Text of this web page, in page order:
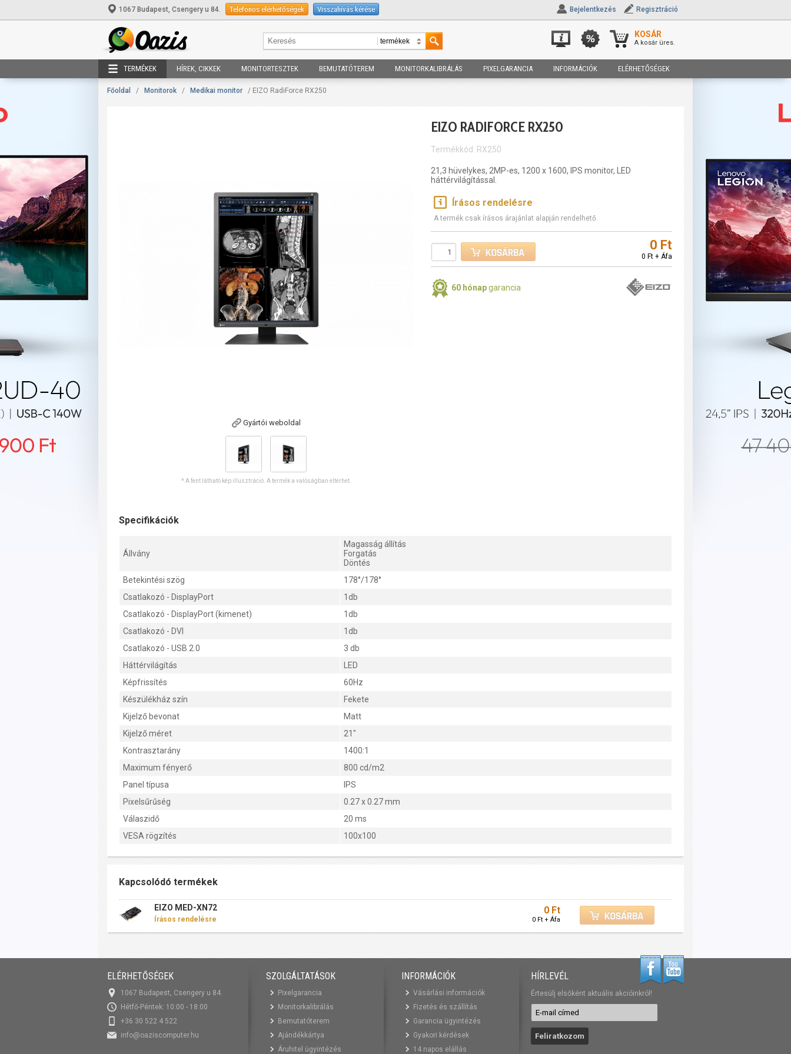
1067 Budapest, Csengery u 84. Telefonos elérhetőségek Visszahívás kérése Bejelentkezés Regisztráció
KOSÁR
A kosár üres.
TERMÉKEK HÍREK, CIKKEK MONITORTESZTEK BEMUTATÓTEREM MONITORKALIBRÁLÁS PIXELGARANCIA INFORMÁCIÓK ELÉRHETŐSÉGEK
Főoldal / Monitorok / Medikai monitor / EIZO RadiForce RX250
Gyártói weboldal
* A fent látható kép illusztráció. A termék a valóságban eltérhet.
EIZO RADIFORCE RX250
Termékkód: RX250
21,3 hüvelykes, 2MP-es, 1200 x 1600, IPS monitor, LED
háttérvilágítással.
Írásos rendelésre
A termék csak írásos árajánlat alapján rendelhető.
0 Ft
0 Ft + Áfa
60 hónapgarancia
Specifikációk
Állvány
Magasság állítás
Forgatás
Döntés
Betekintési szög
178°/178°
Csatlakozó - DisplayPort
1db
Csatlakozó - DisplayPort (kimenet)
1db
Csatlakozó - DVI
1db
Csatlakozó - USB 2.0
3 db
Háttérvilágítás
LED
Képfrissítés
60Hz
Készülékház szín
Fekete
Kijelző bevonat
Matt
Kijelző méret
21"
Kontrasztarány
1400:1
Maximum fényerő
800 cd/m2
Panel típusa
IPS
Pixelsűrűség
0.27 x 0.27 mm
Válaszidő
20 ms
VESA rögzítés
100x100
Kapcsolódó termékek
EIZO MED-XN72
Írásos rendelésre
0 Ft
0 Ft + Áfa
ELÉRHETŐSÉGEK
1067 Budapest, Csengery u 84.
Hétfő-Péntek: 10:00 - 18:00
+36 30 522 4 522
info@oaziscomputer.hu
SZOLGÁLTATÁSOK
Pixelgarancia
Monitorkalibrálás
Bemutatóterem
Ajándékkártya
Áruhitel ügyintézés
INFORMÁCIÓK
Vásárlási információk
Fizetés és szállítás
Garancia ügyintézés
Gyakori kérdések
14 napos elállás
HÍRLEVÉL
Értesülj elsőként aktuális akcióinkról!